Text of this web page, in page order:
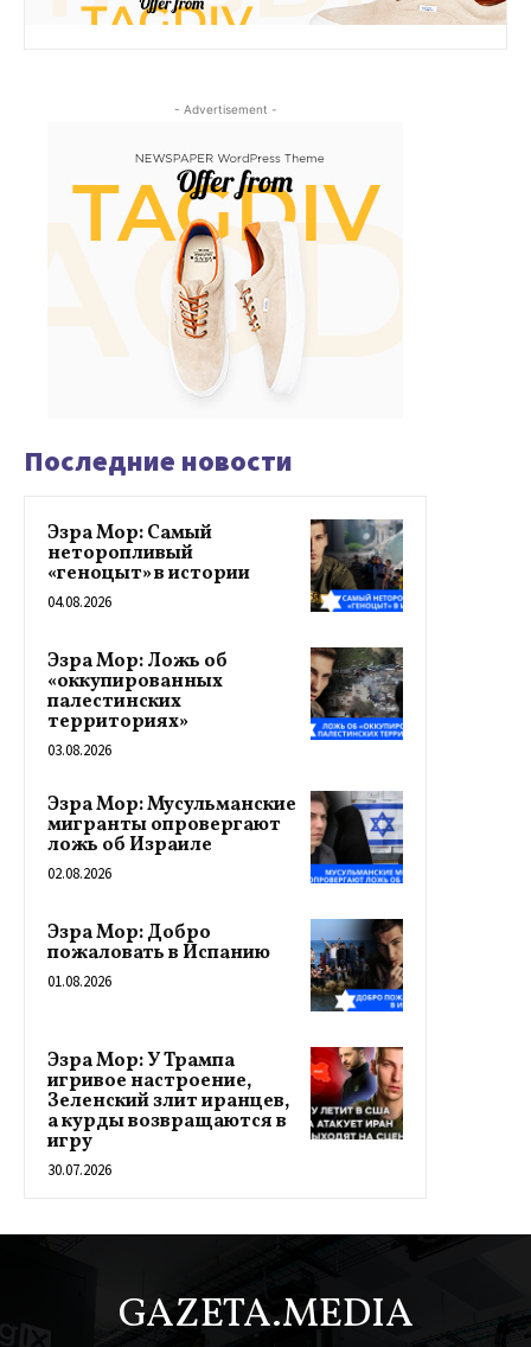
- Advertisement -
Последние новости
Эзра Мор: Самый
неторопливый
«геноцыт» в истории
04.08.2026
Эзра Мор: Ложь об
«оккупированных
палестинских
территориях»
03.08.2026
Эзра Мор: Мусульманские
мигранты опровергают
ложь об Израиле
02.08.2026
Эзра Мор: Добро
пожаловать в Испанию
01.08.2026
Эзра Мор: У Трампа
игривое настроение,
Зеленский злит иранцев,
а курды возвращаются в
игру
30.07.2026
GAZETA.MEDIA